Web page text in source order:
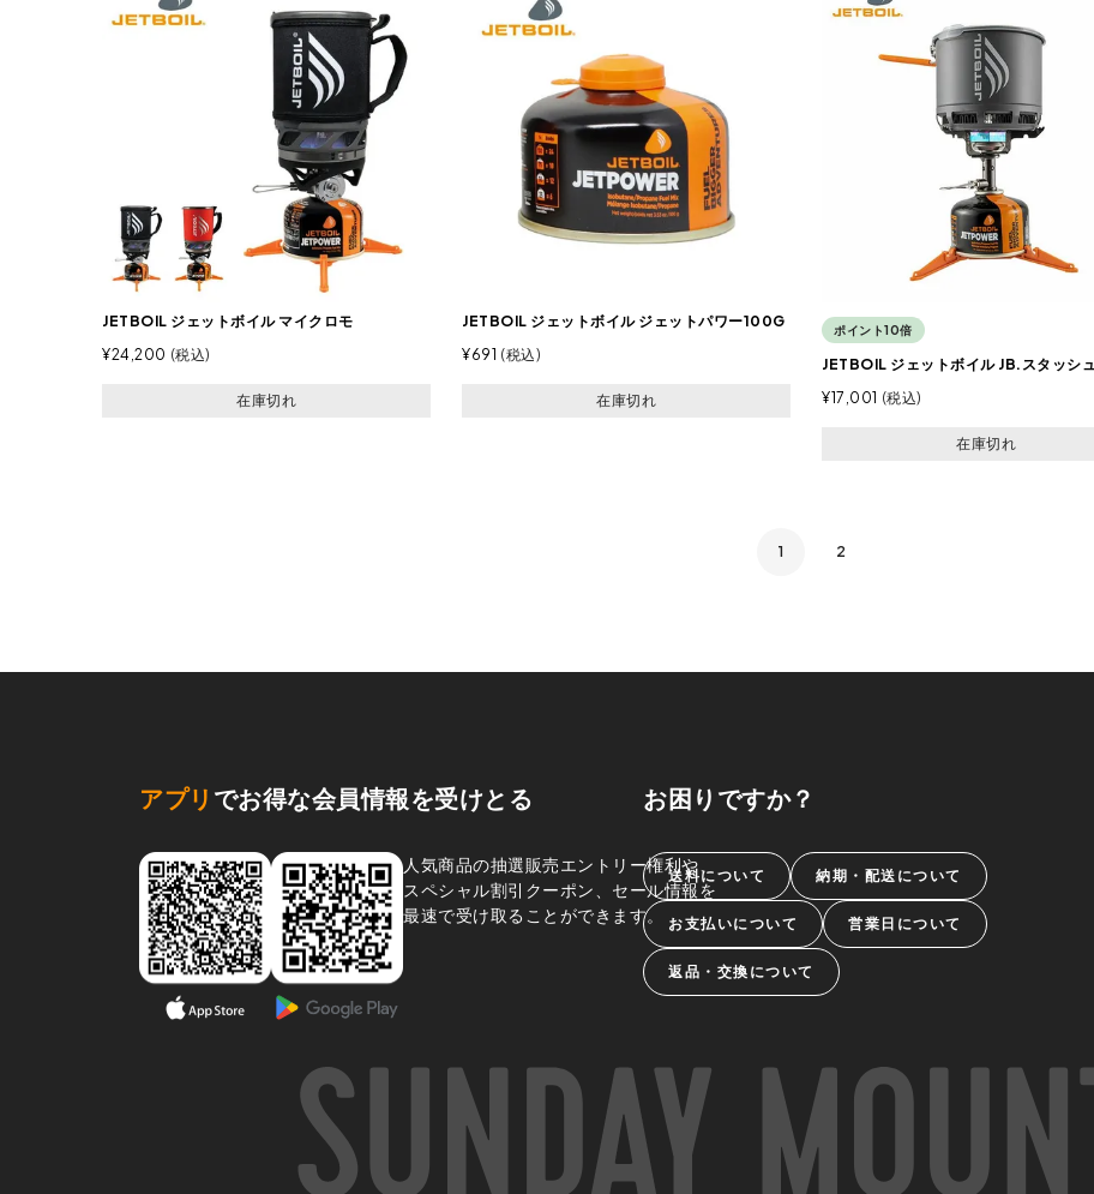
JETBOIL ジェットボイル マイクロモ
¥24,200 税込
在庫切れ
JETBOIL ジェットボイル ジェットパワー100G
¥691 税込
在庫切れ
ポイント10倍
JETBOIL ジェットボイル JB.スタッシュ
¥17,001 税込
在庫切れ
1 2
アプリ でお得な会員情報を受けとる
人気商品の抽選販売エントリー権利や、
スペシャル割引クーポン、セール情報を
最速で受け取ることができます。
お困りですか？
送料について 納期・配送について
お支払いについて 営業日について
返品・交換について